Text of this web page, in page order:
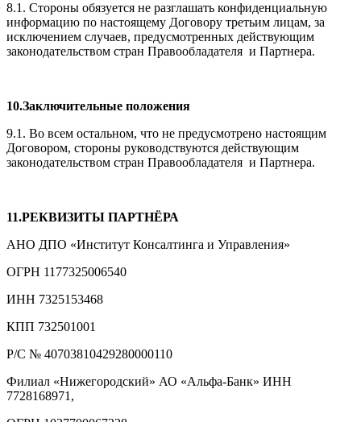
8.1. Стороны обязуется не разглашать конфиденциальную
информацию по настоящему Договору третьим лицам, за
исключением случаев, предусмотренных действующим
законодательством стран Правообладателя и Партнера.
10.Заключительные положения
9.1. Во всем остальном, что не предусмотрено настоящим
Договором, стороны руководствуются действующим
законодательством стран Правообладателя и Партнера.
11.РЕКВИЗИТЫ ПАРТНЁРА
АНО ДПО «Институт Консалтинга и Управления»
ОГРН 1177325006540
ИНН 7325153468
КПП 732501001
Р/С № 40703810429280000110
Филиал «Нижегородский» АО «Альфа-Банк» ИНН
7728168971,